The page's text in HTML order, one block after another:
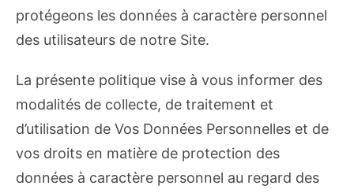
protégeons les données à caractère personnel
des utilisateurs de notre Site.
La présente politique vise à vous informer des
modalités de collecte, de traitement et
d’utilisation de Vos Données Personnelles et de
vos droits en matière de protection des
données à caractère personnel au regard des